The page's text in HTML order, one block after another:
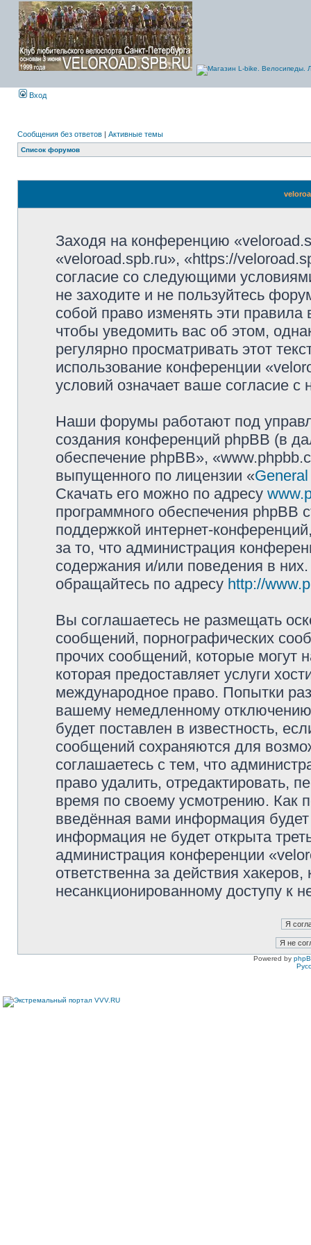
Вход
Сообщения без ответов | Активные темы
Список форумов
Заходя на конференцию
«veloroad.spb.ru», «https://
согласие со следующими
не заходите и не пользуйтесь
собой право изменять эти
чтобы уведомить вас об этом,
регулярно просматривать этот
использование конференции
условий означает ваше согласие с
Наши форумы работают под
создания конференций phpBB (в
обеспечение phpBB»,
выпущенного по лицензии «
Скачать его можно по адресу
программного обеспечения phpBB
поддержкой интернет-
за то, что администрация
содержания и/или поведения в
обращайтесь по адресу http://
Вы соглашаетесь не размещать
сообщений, порнографических
прочих сообщений, которые могут
которая предоставляет услуги
международное право. Попытки
вашему немедленному
будет поставлен в известность,
сообщений сохраняются для
соглашаетесь с тем, что
право удалить, отредактировать,
время по своему усмотрению. Как
введённая вами информация
информация не будет открыта
администрация конференции
ответственна за действия
несанкционированному доступу к
Powered by